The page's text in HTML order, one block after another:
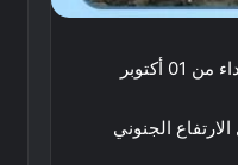
أعلنت وزارة الفلاحة والتنمية الريفية، عن دخول الأسعار المرجعية الجديدة للأسمدة حيز التنفيذ ابتداء من 01 أكتوبر
الجنوني